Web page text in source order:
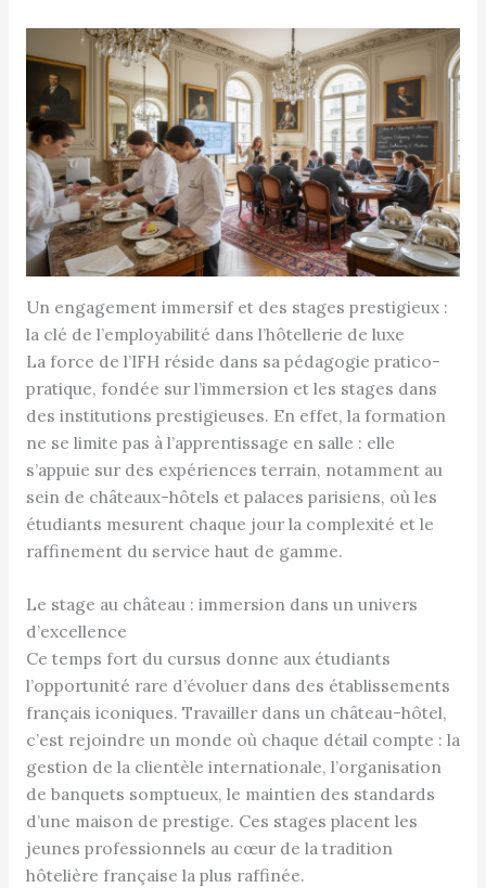
Un engagement immersif et des stages prestigieux :
la clé de l’employabilité dans l’hôtellerie de luxe
La force de l’IFH réside dans sa pédagogie pratico-
pratique, fondée sur l’immersion et les stages dans
des institutions prestigieuses. En effet, la formation
ne se limite pas à l’apprentissage en salle : elle
s’appuie sur des expériences terrain, notamment au
sein de châteaux-hôtels et palaces parisiens, où les
étudiants mesurent chaque jour la complexité et le
raffinement du service haut de gamme.
Le stage au château : immersion dans un univers
d’excellence
Ce temps fort du cursus donne aux étudiants
l’opportunité rare d’évoluer dans des établissements
français iconiques. Travailler dans un château-hôtel,
c’est rejoindre un monde où chaque détail compte : la
gestion de la clientèle internationale, l’organisation
de banquets somptueux, le maintien des standards
d’une maison de prestige. Ces stages placent les
jeunes professionnels au cœur de la tradition
hôtelière française la plus raffinée.